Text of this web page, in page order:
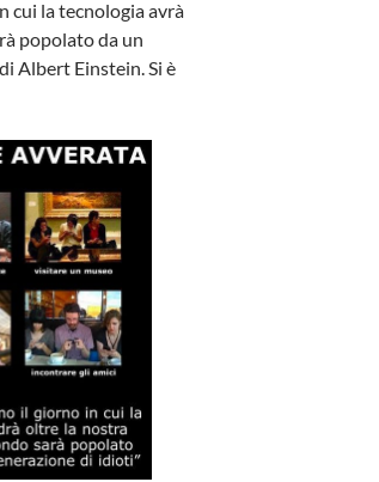
cui la tecnologia avrà
popolato da un
Albert Einstein. Si è